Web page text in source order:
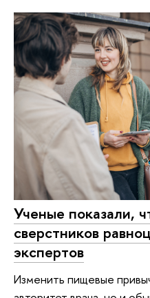
Ученые показали,
сверстников
экспертов
Изменить пищевые